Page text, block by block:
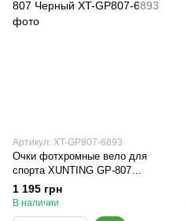
Артикул: XT-GP807-6893
Очки фотхромные вело для
спорта XUNTING GP-807
Черный
1 195 грн
В наличии